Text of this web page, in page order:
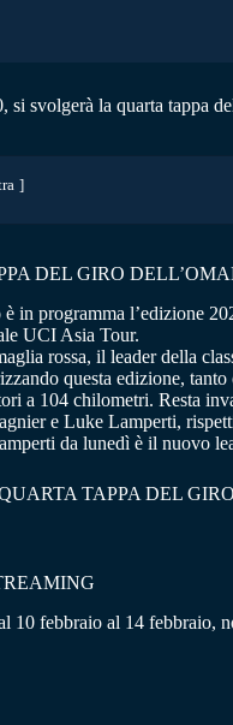
svolgerà la quarta tappa
DEL GIRO
in programma l’edizione
UCI Asia Tour.
rossa, il leader della
questa edizione,
a 104 chilometri. Resta
e Luke Lamperti,
da lunedì è il nuovo
TAPPA DEL
10 febbraio al 14 febbraio,